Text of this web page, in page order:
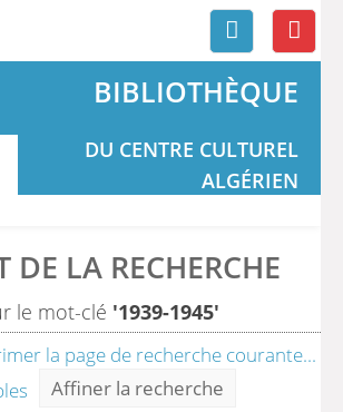
BIBLIOTHÈQUE
DU CENTRE CULTUREL
ALGÉRIEN
DE LA RECHERCHE
le mot-clé '1939-1945'
Affiner la recherche